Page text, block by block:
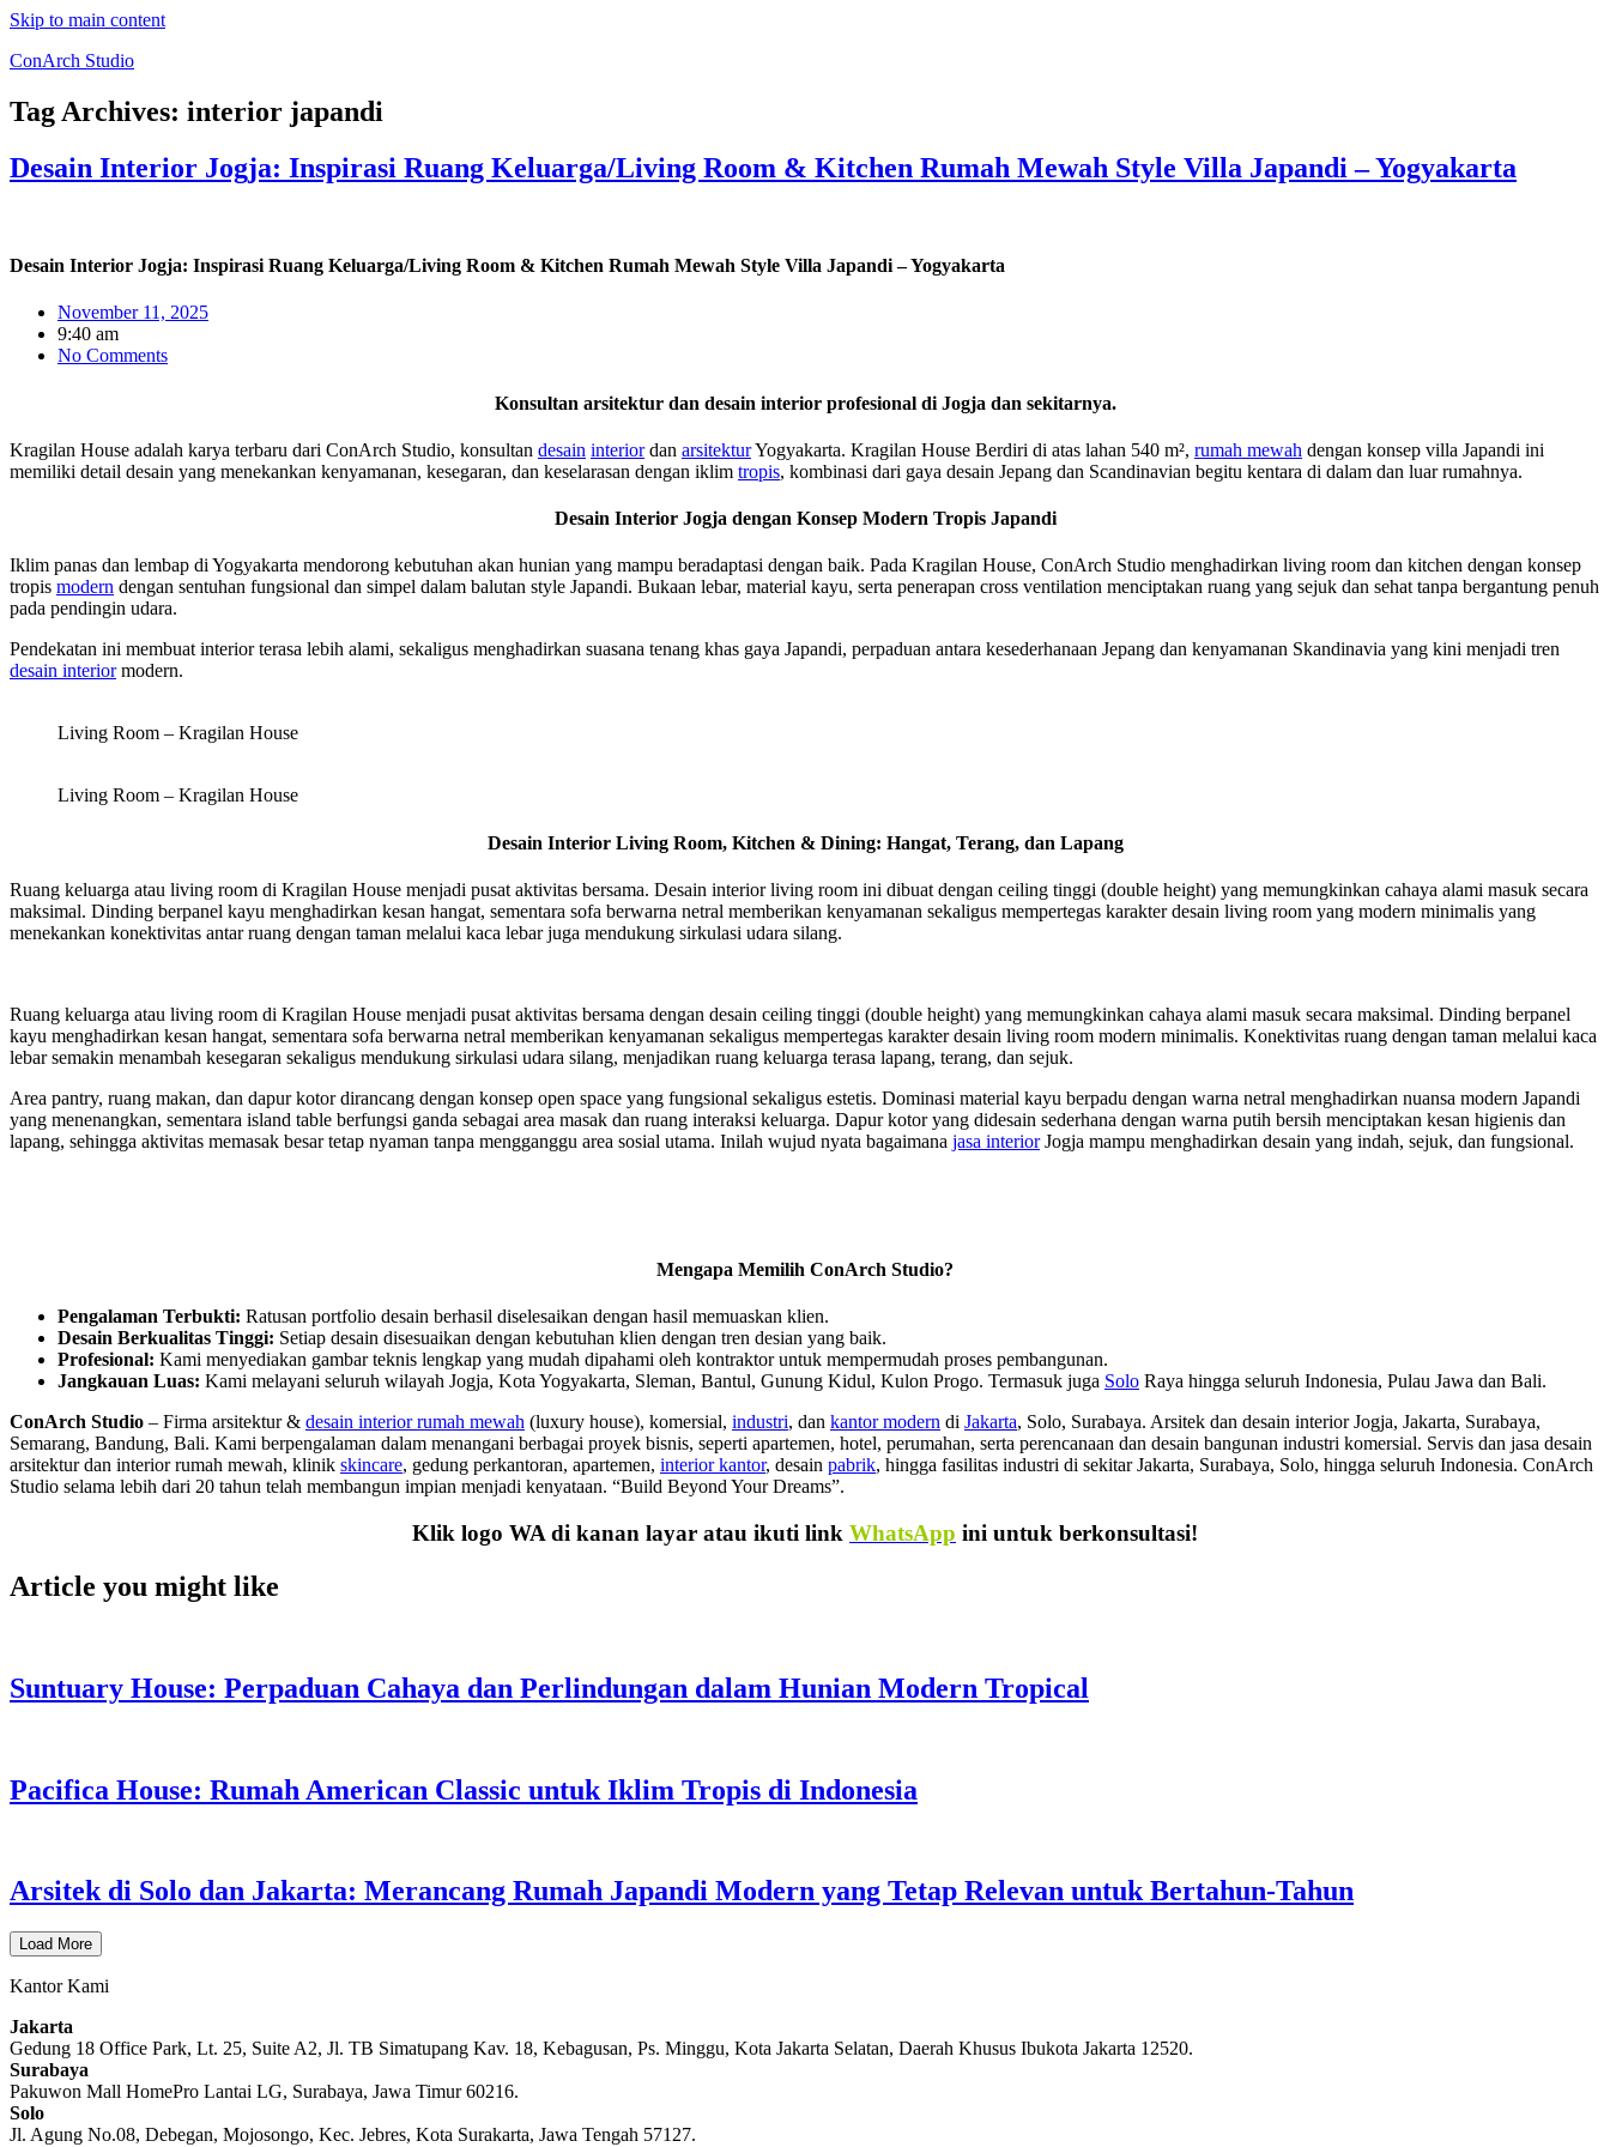
Skip to main content
ConArch Studio
Tag Archives: interior japandi
Desain Interior Jogja: Inspirasi Ruang Keluarga/Living Room & Kitchen Rumah Mewah Style Villa Japandi – Yogyakarta
Desain Interior Jogja: Inspirasi Ruang Keluarga/Living Room & Kitchen Rumah Mewah Style Villa Japandi – Yogyakarta
November 11, 2025
9:40 am
No Comments
Konsultan arsitektur dan desain interior profesional di Jogja dan sekitarnya.
Kragilan House adalah karya terbaru dari ConArch Studio, konsultan desain interiordan arsitekturYogyakarta. Kragilan House Berdiri di atas lahan 540 m², rumah mewah dengan konsep villa Japandi ini
memiliki detail desain yang menekankan kenyamanan, kesegaran, dan keselarasan dengan iklim tropis, kombinasi dari gaya desain Jepang dan Scandinavian begitu kentara di dalam dan luar rumahnya.
Desain Interior Jogja dengan Konsep Modern Tropis Japandi
Iklim panas dan lembap di Yogyakarta mendorong kebutuhan akan hunian yang mampu beradaptasi dengan baik. Pada Kragilan House, ConArch Studio menghadirkan living room dan kitchen dengan konsep
tropis modern dengan sentuhan fungsional dan simpel dalam balutan style Japandi. Bukaan lebar, material kayu, serta penerapan cross ventilation menciptakan ruang yang sejuk dan sehat tanpa bergantung penuh
pada pendingin udara.
Pendekatan ini membuat interior terasa lebih alami, sekaligus menghadirkan suasana tenang khas gaya Japandi, perpaduan antara kesederhanaan Jepang dan kenyamanan Skandinavia yang kini menjadi tren
desain interiormodern.
Living Room – Kragilan House
Living Room – Kragilan House
Desain Interior Living Room, Kitchen & Dining: Hangat, Terang, dan Lapang
Ruang keluarga atau living room di Kragilan House menjadi pusat aktivitas bersama. Desain interior living room ini dibuat dengan ceiling tinggi (double height) yang memungkinkan cahaya alami masuk secara
maksimal. Dinding berpanel kayu menghadirkan kesan hangat, sementara sofa berwarna netral memberikan kenyamanan sekaligus mempertegas karakter desain living room yang modern minimalis yang
menekankan konektivitas antar ruang dengan taman melalui kaca lebar juga mendukung sirkulasi udara silang.
Ruang keluarga atau living room di Kragilan House menjadi pusat aktivitas bersama dengan desain ceiling tinggi (double height) yang memungkinkan cahaya alami masuk secara maksimal. Dinding berpanel
kayu menghadirkan kesan hangat, sementara sofa berwarna netral memberikan kenyamanan sekaligus mempertegas karakter desain living room modern minimalis. Konektivitas ruang dengan taman melalui kaca
lebar semakin menambah kesegaran sekaligus mendukung sirkulasi udara silang, menjadikan ruang keluarga terasa lapang, terang, dan sejuk.
Area pantry, ruang makan, dan dapur kotor dirancang dengan konsep open space yang fungsional sekaligus estetis. Dominasi material kayu berpadu dengan warna netral menghadirkan nuansa modern Japandi
yang menenangkan, sementara island table berfungsi ganda sebagai area masak dan ruang interaksi keluarga. Dapur kotor yang didesain sederhana dengan warna putih bersih menciptakan kesan higienis dan
lapang, sehingga aktivitas memasak besar tetap nyaman tanpa mengganggu area sosial utama. Inilah wujud nyata bagaimana jasa interiorJogja mampu menghadirkan desain yang indah, sejuk, dan fungsional.
Mengapa Memilih ConArch Studio?
Pengalaman Terbukti: Ratusan portfolio desain berhasil diselesaikan dengan hasil memuaskan klien.
Desain Berkualitas Tinggi: Setiap desain disesuaikan dengan kebutuhan klien dengan tren desian yang baik.
Profesional: Kami menyediakan gambar teknis lengkap yang mudah dipahami oleh kontraktor untuk mempermudah proses pembangunan.
Jangkauan Luas: Kami melayani seluruh wilayah Jogja, Kota Yogyakarta, Sleman, Bantul, Gunung Kidul, Kulon Progo. Termasuk juga Solo Raya hingga seluruh Indonesia, Pulau Jawa dan Bali.
ConArch Studio – Firma arsitektur & desain interior rumah mewah (luxury house), komersial, industri, dan kantor modern di Jakarta, Solo, Surabaya. Arsitek dan desain interior Jogja, Jakarta, Surabaya,
Semarang, Bandung, Bali. Kami berpengalaman dalam menangani berbagai proyek bisnis, seperti apartemen, hotel, perumahan, serta perencanaan dan desain bangunan industri komersial. Servis dan jasa desain
arsitektur dan interior rumah mewah, klinik skincare, gedung perkantoran, apartemen, interior kantor, desain pabrik, hingga fasilitas industri di sekitar Jakarta, Surabaya, Solo, hingga seluruh Indonesia. ConArch
Studio selama lebih dari 20 tahun telah membangun impian menjadi kenyataan. “Build Beyond Your Dreams”.
Klik logo WA di kanan layar atau ikuti link WhatsApp ini untuk berkonsultasi!
Article you might like
Suntuary House: Perpaduan Cahaya dan Perlindungan dalam Hunian Modern Tropical
Pacifica House: Rumah American Classic untuk Iklim Tropis di Indonesia
Arsitek di Solo dan Jakarta: Merancang Rumah Japandi Modern yang Tetap Relevan untuk Bertahun-Tahun
Load More
Kantor Kami
Jakarta
Gedung 18 Office Park, Lt. 25, Suite A2, Jl. TB Simatupang Kav. 18, Kebagusan, Ps. Minggu, Kota Jakarta Selatan, Daerah Khusus Ibukota Jakarta 12520.
Surabaya
Pakuwon Mall HomePro Lantai LG, Surabaya, Jawa Timur 60216.
Solo
Jl. Agung No.08, Debegan, Mojosongo, Kec. Jebres, Kota Surakarta, Jawa Tengah 57127.